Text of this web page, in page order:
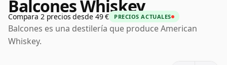
Balcones Whiskey
Compara 2 precios desde 49 € PRECIOS ACTUALES
Balcones es una destilería que produce American
Whiskey.